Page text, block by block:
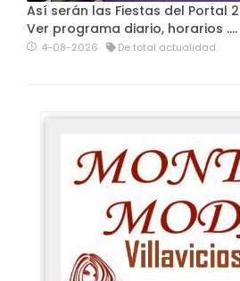
Así serán las Fiestas del Portal
Ver programa diario, horarios ….
4-08-2026 De total actualidad